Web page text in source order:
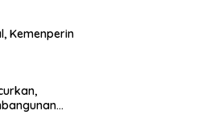
Kemenperin